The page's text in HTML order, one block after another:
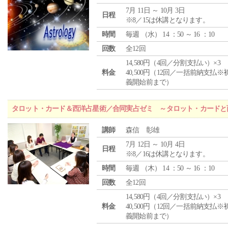
日程
7月 11日 ～ 10月 3日
※8／15は休講となります。
時間
毎週 （水） 14 ：50 ～ 16 ：10
回数
全12回
料金
14,580円（4回／分割支払い）×3
40,500円（12回／一括前納支払※
義開始前まで）
タロット・カード＆西洋占星術／合同実占ゼミ ～タロット・カード
講師 森信 彰雄
日程
7月 12日 ～ 10月 4日
※8／16は休講となります。
時間
毎週 （木） 14 ：50 ～ 16 ：10
回数
全12回
料金
14,580円（4回／分割支払い）×3
40,500円（12回／一括前納支払※
義開始前まで）